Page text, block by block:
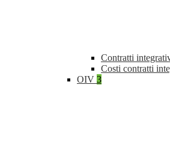
Contratti
Costi contratti
OIV 3